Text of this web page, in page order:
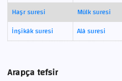
Haşr suresi
Mülk suresi
İnşikâk suresi
Alâ suresi
Arapça tefsir